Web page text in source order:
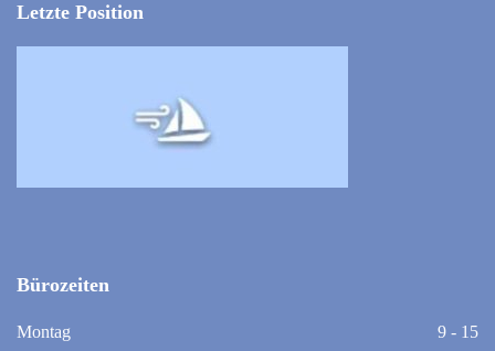
Letzte Position
Bürozeiten
Montag
9 - 15